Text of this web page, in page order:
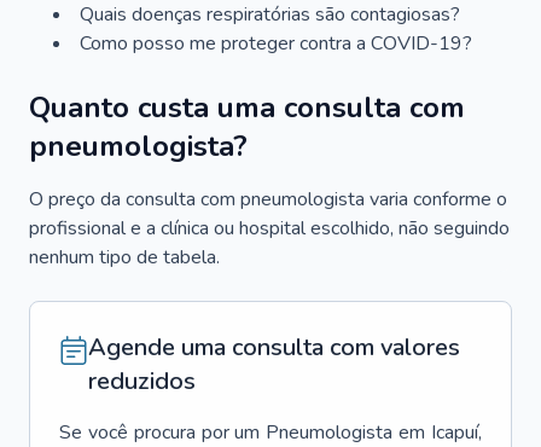
Quais doenças respiratórias são contagiosas?
Como posso me proteger contra a COVID-19?
Quanto custa uma consulta com
pneumologista?
O preço da consulta com pneumologista varia conforme o
profissional e a clínica ou hospital escolhido, não seguindo
nenhum tipo de tabela.
Agende uma consulta com valores
reduzidos
Se você procura por um Pneumologista em Icapuí,